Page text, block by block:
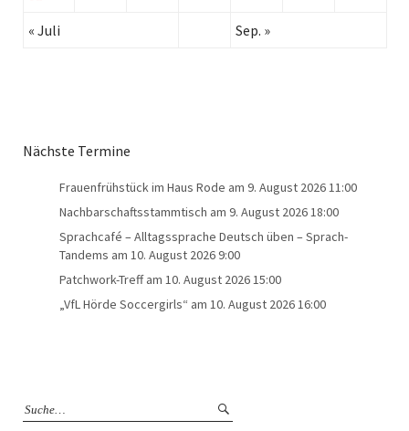
« Juli
Sep. »
Nächste Termine
Frauenfrühstück im Haus Rode am 9. August 2026 11:00
Nachbarschaftsstammtisch am 9. August 2026 18:00
Sprachcafé – Alltagssprache Deutsch üben – Sprach-
Tandems am 10. August 2026 9:00
Patchwork-Treffam 10. August 2026 15:00
„VfL Hörde Soccergirls“ am 10. August 2026 16:00